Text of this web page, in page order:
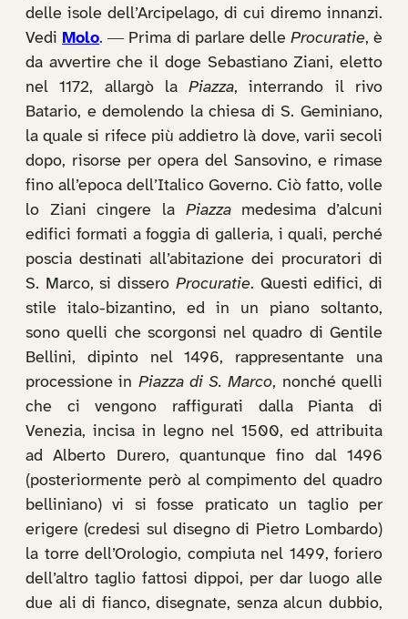
delle isole dell’Arcipelago, di cui diremo innanzi.
Vedi Molo. ― Prima di parlare delle Procuratie, è
da avvertire che il doge Sebastiano Ziani, eletto
nel 1172, allargò laPiazza, interrando il rivo
Batario, e demolendo la chiesa di S. Geminiano,
la quale si rifece più addietro là dove, varii secoli
dopo, risorse per opera del Sansovino, e rimase
fino all’epoca dell’Italico Governo. Ciò fatto, volle
lo Ziani cingere la Piazzamedesima d’alcuni
edifici formati a foggia di galleria, i quali, perché
poscia destinati all’abitazione dei procuratori di
S. Marco, si dissero Procuratie. Questi edifici, di
stile italo-bizantino, ed in un piano soltanto,
sono quelli che scorgonsi nel quadro di Gentile
Bellini, dipinto nel 1496, rappresentante una
processione in Piazza di S. Marco, nonché quelli
che ci vengono raffigurati dalla Pianta di
Venezia, incisa in legno nel 1500, ed attribuita
ad Alberto Durero, quantunque fino dal 1496
(posteriormente però al compimento del quadro
belliniano) vi si fosse praticato un taglio per
erigere (credesi sul disegno di Pietro Lombardo)
la torre dell’Orologio, compiuta nel 1499, foriero
dell’altro taglio fattosi dippoi, per dar luogo alle
due ali di fianco, disegnate, senza alcun dubbio,